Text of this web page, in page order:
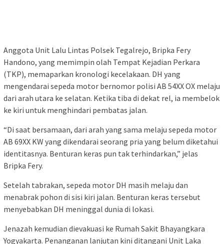
Anggota Unit Lalu Lintas Polsek Tegalrejo, Bripka Fery
Handono, yang memimpin olah Tempat Kejadian Perkara
(TKP), memaparkan kronologi kecelakaan. DH yang
mengendarai sepeda motor bernomor polisi AB 54XX OX melaju
dari arah utara ke selatan. Ketika tiba di dekat rel, ia membelok
ke kiri untuk menghindari pembatas jalan.
“Di saat bersamaan, dari arah yang sama melaju sepeda motor
AB 69XX KW yang dikendarai seorang pria yang belum diketahui
identitasnya. Benturan keras pun tak terhindarkan,” jelas
Bripka Fery.
Setelah tabrakan, sepeda motor DH masih melaju dan
menabrak pohon di sisi kiri jalan. Benturan keras tersebut
menyebabkan DH meninggal dunia di lokasi.
Jenazah kemudian dievakuasi ke Rumah Sakit Bhayangkara
Yogyakarta. Penanganan lanjutan kini ditangani Unit Laka